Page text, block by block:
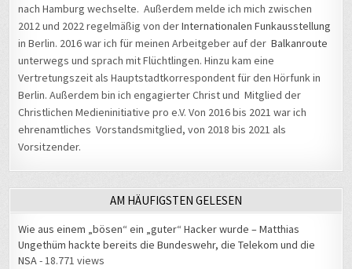
nach Hamburg wechselte. Außerdem melde ich mich zwischen
2012 und 2022 regelmäßig von derInternationalen Funkausstellung
in Berlin. 2016 war ich für meinen Arbeitgeber auf derBalkanroute
unterwegs und sprach mit Flüchtlingen. Hinzu kam eine
Vertretungszeit als Hauptstadtkorrespondent für den Hörfunk in
Berlin. Außerdem bin ich engagierter Christ und Mitglied der
Christlichen Medieninitiative pro e.V. Von 2016 bis 2021 war ich
ehrenamtliches Vorstandsmitglied, von 2018 bis 2021 als
Vorsitzender.
AM HÄUFIGSTEN GELESEN
Wie aus einem „bösen“ ein „guter“ Hacker wurde – Matthias
Ungethüm hackte bereits die Bundeswehr, die Telekom und die
NSA- 18.771 views